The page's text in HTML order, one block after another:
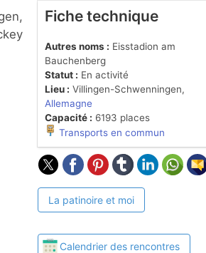
Fiche technique
Autres noms : Eisstadion am
Bauchenberg
Statut : En activité
Lieu : Villingen-Schwenningen,
Allemagne
Capacité : 6193 places
Transports en commun
La patinoire et moi
Calendrier des rencontres